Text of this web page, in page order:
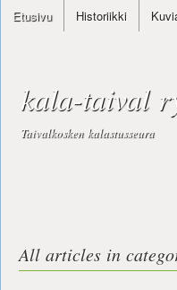
Etusivu Historiikki
kala-taival
Taivalkosken kalastusseura
All articles in